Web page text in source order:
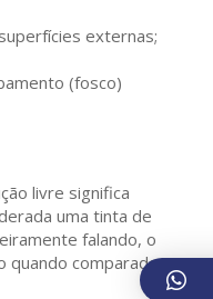
externas;
(fosco)
livre significa
uma tinta de
falando, o
quando comparada